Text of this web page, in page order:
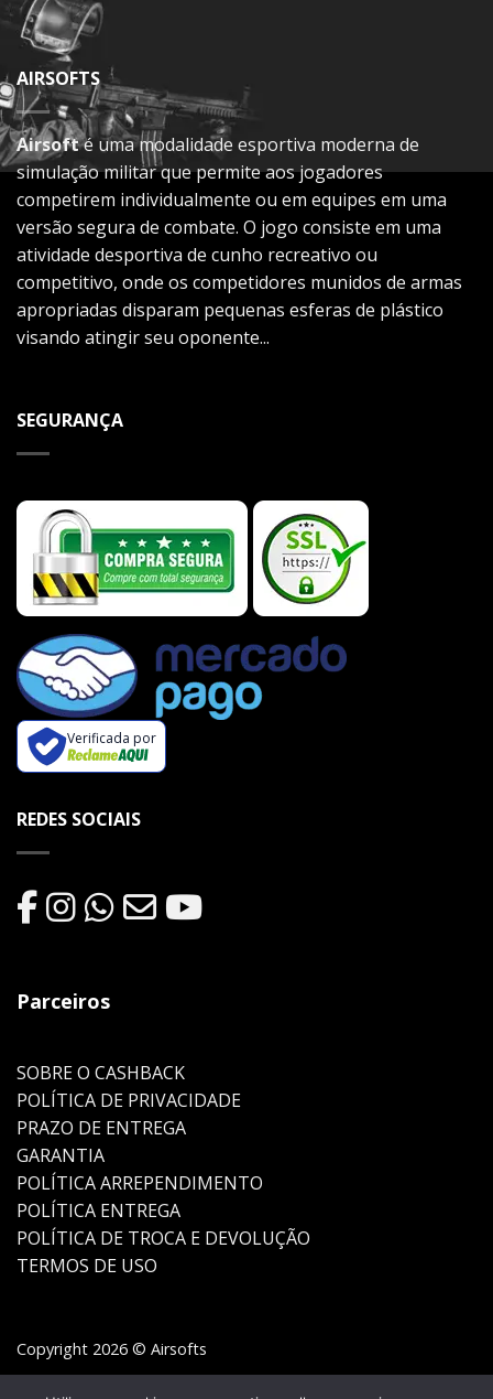
AIRSOFTS
Airsofté uma modalidade esportiva moderna de
simulação militar que permite aos jogadores
competirem individualmente ou em equipes em uma
versão segura de combate. O jogo consiste em uma
atividade desportiva de cunho recreativo ou
competitivo, onde os competidores munidos de armas
apropriadas disparam pequenas esferas de plástico
visando atingir seu oponente...
SEGURANÇA
Verificada por
REDES SOCIAIS
Parceiros
SOBRE O CASHBACK
POLÍTICA DE PRIVACIDADE
PRAZO DE ENTREGA
GARANTIA
POLÍTICA ARREPENDIMENTO
POLÍTICA ENTREGA
POLÍTICA DE TROCA E DEVOLUÇÃO
TERMOS DE USO
Copyright 2026 © Airsofts